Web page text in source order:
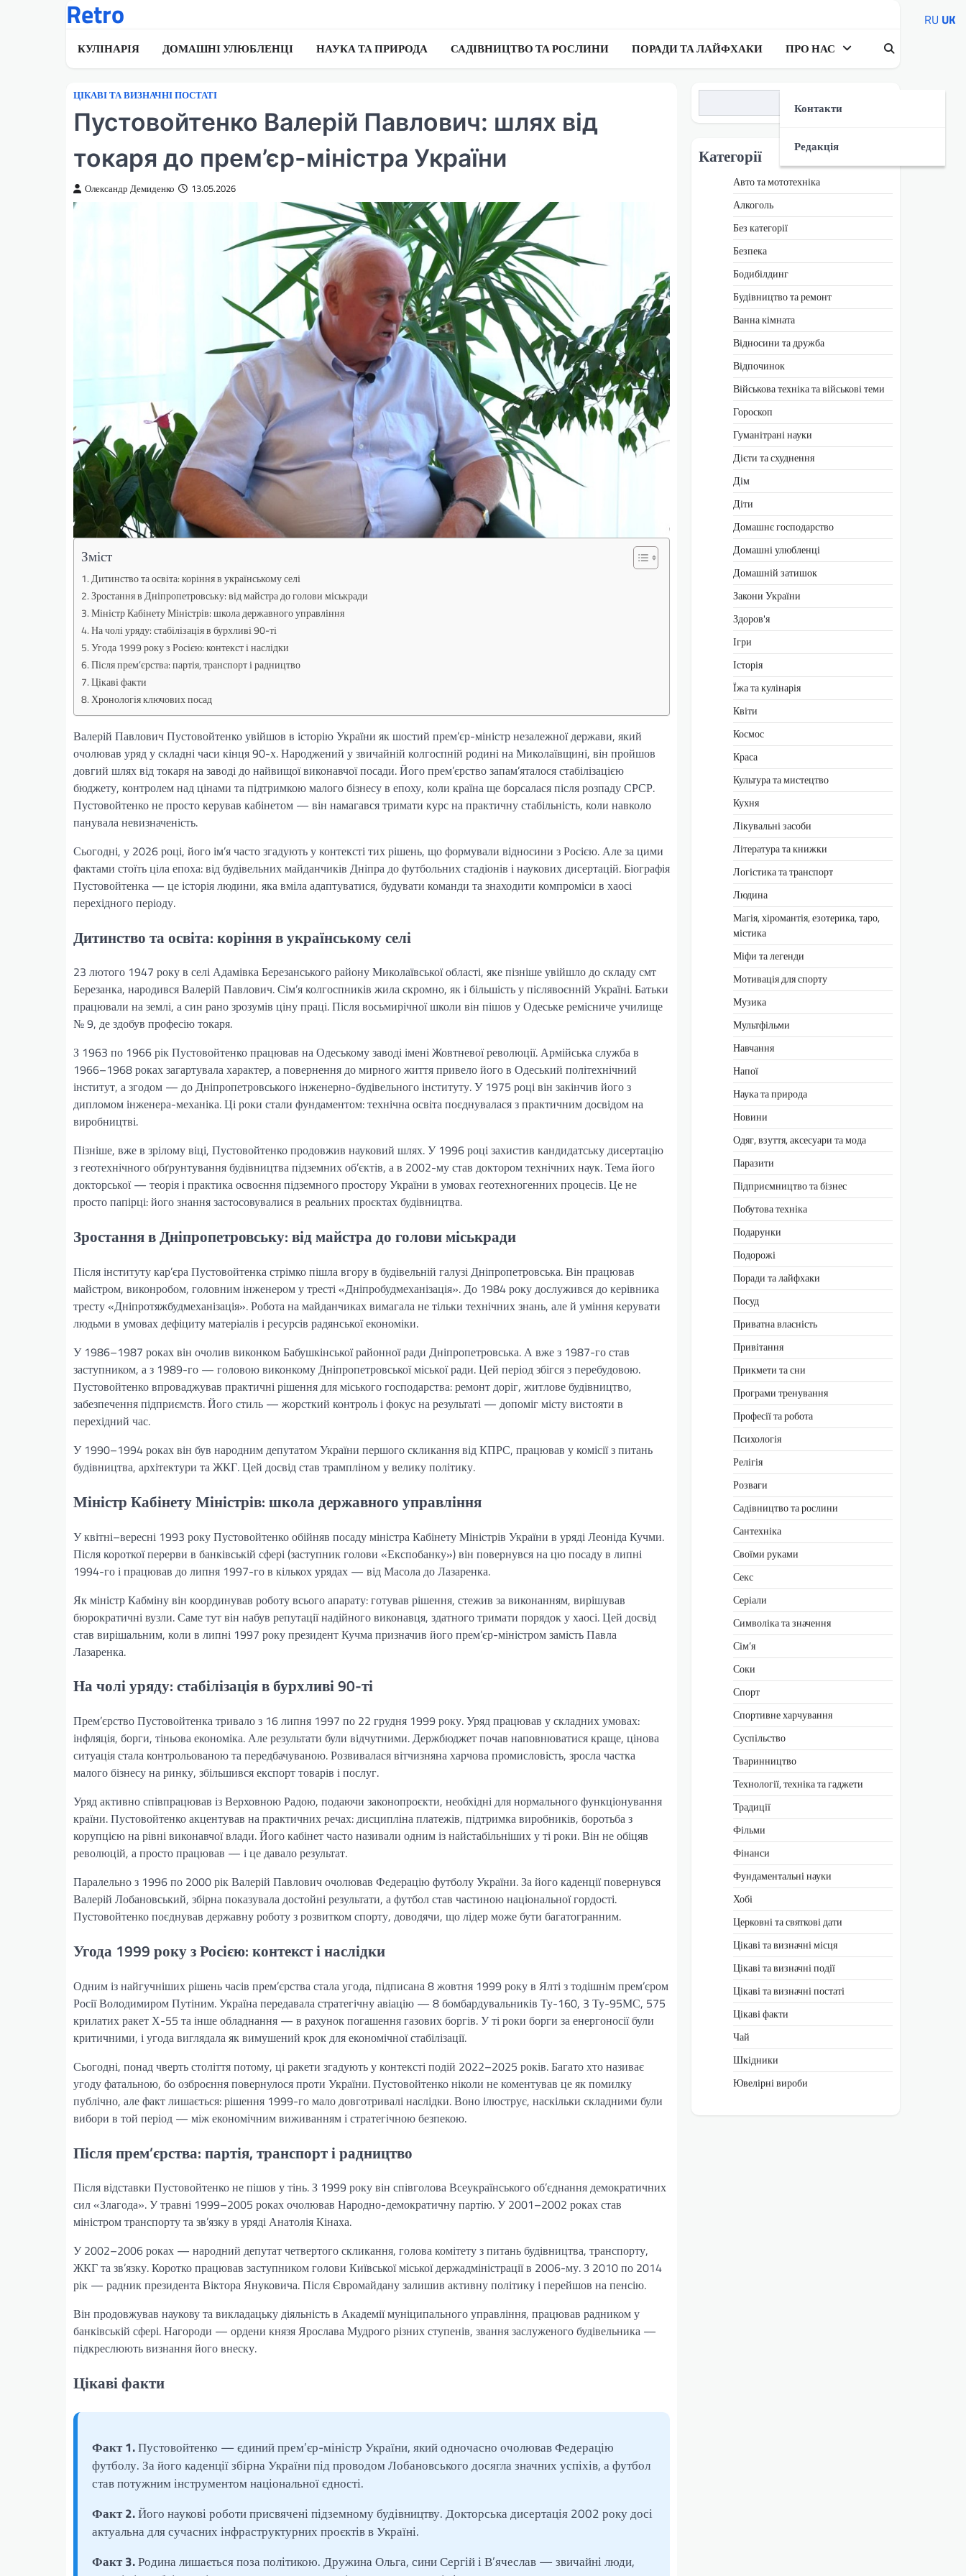
Retro
КУЛІНАРІЯ ДОМАШНІ УЛЮБЛЕНЦІ НАУКА ТА ПРИРОДА САДІВНИЦТВО ТА РОСЛИНИ ПОРАДИ ТА ЛАЙФХАКИ ПРО НАС
Контакти
Редакція
ЦІКАВІ ТА ВИЗНАЧНІ ПОСТАТІ
Пустовойтенко Валерій Павлович: шлях від
токаря до прем’єр-міністра України
Олександр Демиденко 13.05.2026
Зміст
Дитинство та освіта: коріння в українському селі
Зростання в Дніпропетровську: від майстра до голови міськради
Міністр Кабінету Міністрів: школа державного управління
На чолі уряду: стабілізація в бурхливі 90-ті
Угода 1999 року з Росією: контекст і наслідки
Після прем’єрства: партія, транспорт і радництво
Цікаві факти
Хронологія ключових посад
Валерій Павлович Пустовойтенко увійшов в історію України як шостий прем’єр-міністр незалежної держави, який
очолював уряд у складні часи кінця 90-х. Народжений у звичайній колгоспній родині на Миколаївщині, він пройшов
довгий шлях від токаря на заводі до найвищої виконавчої посади. Його прем’єрство запам’яталося стабілізацією
бюджету, контролем над цінами та підтримкою малого бізнесу в епоху, коли країна ще борсалася після розпаду СРСР.
Пустовойтенко не просто керував кабінетом — він намагався тримати курс на практичну стабільність, коли навколо
панувала невизначеність.
Сьогодні, у 2026 році, його ім’я часто згадують у контексті тих рішень, що формували відносини з Росією. Але за цими
фактами стоїть ціла епоха: від будівельних майданчиків Дніпра до футбольних стадіонів і наукових дисертацій. Біографія
Пустовойтенка — це історія людини, яка вміла адаптуватися, будувати команди та знаходити компроміси в хаосі
перехідного періоду.
Дитинство та освіта: коріння в українському селі
23 лютого 1947 року в селі Адамівка Березанського району Миколаївської області, яке пізніше увійшло до складу смт
Березанка, народився Валерій Павлович. Сім’я колгоспників жила скромно, як і більшість у післявоєнній Україні. Батьки
працювали на землі, а син рано зрозумів ціну праці. Після восьмирічної школи він пішов у Одеське ремісниче училище
№ 9, де здобув професію токаря.
З 1963 по 1966 рік Пустовойтенко працював на Одеському заводі імені Жовтневої революції. Армійська служба в
1966–1968 роках загартувала характер, а повернення до мирного життя привело його в Одеський політехнічний
інститут, а згодом — до Дніпропетровського інженерно-будівельного інституту. У 1975 році він закінчив його з
дипломом інженера-механіка. Ці роки стали фундаментом: технічна освіта поєднувалася з практичним досвідом на
виробництві.
Пізніше, вже в зрілому віці, Пустовойтенко продовжив науковий шлях. У 1996 році захистив кандидатську дисертацію
з геотехнічного обґрунтування будівництва підземних об’єктів, а в 2002-му став доктором технічних наук. Тема його
докторської — теорія і практика освоєння підземного простору України в умовах геотехногенних процесів. Це не
просто папірці: його знання застосовувалися в реальних проєктах будівництва.
Зростання в Дніпропетровську: від майстра до голови міськради
Після інституту кар’єра Пустовойтенка стрімко пішла вгору в будівельній галузі Дніпропетровська. Він працював
майстром, виконробом, головним інженером у тресті «Дніпробудмеханізація». До 1984 року дослужився до керівника
тресту «Дніпротяжбудмеханізація». Робота на майданчиках вимагала не тільки технічних знань, але й уміння керувати
людьми в умовах дефіциту матеріалів і ресурсів радянської економіки.
У 1986–1987 роках він очолив виконком Бабушкінської районної ради Дніпропетровська. А вже з 1987-го став
заступником, а з 1989-го — головою виконкому Дніпропетровської міської ради. Цей період збігся з перебудовою.
Пустовойтенко впроваджував практичні рішення для міського господарства: ремонт доріг, житлове будівництво,
забезпечення підприємств. Його стиль — жорсткий контроль і фокус на результаті — допоміг місту вистояти в
перехідний час.
У 1990–1994 роках він був народним депутатом України першого скликання від КПРС, працював у комісії з питань
будівництва, архітектури та ЖКГ. Цей досвід став трампліном у велику політику.
Міністр Кабінету Міністрів: школа державного управління
У квітні–вересні 1993 року Пустовойтенко обійняв посаду міністра Кабінету Міністрів України в уряді Леоніда Кучми.
Після короткої перерви в банківській сфері (заступник голови «Експобанку») він повернувся на цю посаду в липні
1994-го і працював до липня 1997-го в кількох урядах — від Масола до Лазаренка.
Як міністр Кабміну він координував роботу всього апарату: готував рішення, стежив за виконанням, вирішував
бюрократичні вузли. Саме тут він набув репутації надійного виконавця, здатного тримати порядок у хаосі. Цей досвід
став вирішальним, коли в липні 1997 року президент Кучма призначив його прем’єр-міністром замість Павла
Лазаренка.
На чолі уряду: стабілізація в бурхливі 90-ті
Прем’єрство Пустовойтенка тривало з 16 липня 1997 по 22 грудня 1999 року. Уряд працював у складних умовах:
інфляція, борги, тіньова економіка. Але результати були відчутними. Держбюджет почав наповнюватися краще, цінова
ситуація стала контрольованою та передбачуваною. Розвивалася вітчизняна харчова промисловість, зросла частка
малого бізнесу на ринку, збільшився експорт товарів і послуг.
Уряд активно співпрацював із Верховною Радою, подаючи законопроєкти, необхідні для нормального функціонування
країни. Пустовойтенко акцентував на практичних речах: дисципліна платежів, підтримка виробників, боротьба з
корупцією на рівні виконавчої влади. Його кабінет часто називали одним із найстабільніших у ті роки. Він не обіцяв
революцій, а просто працював — і це давало результат.
Паралельно з 1996 по 2000 рік Валерій Павлович очолював Федерацію футболу України. За його каденції повернувся
Валерій Лобановський, збірна показувала достойні результати, а футбол став частиною національної гордості.
Пустовойтенко поєднував державну роботу з розвитком спорту, доводячи, що лідер може бути багатогранним.
Угода 1999 року з Росією: контекст і наслідки
Одним із найгучніших рішень часів прем’єрства стала угода, підписана 8 жовтня 1999 року в Ялті з тодішнім прем’єром
Росії Володимиром Путіним. Україна передавала стратегічну авіацію — 8 бомбардувальників Ту-160, 3 Ту-95МС, 575
крилатих ракет Х-55 та інше обладнання — в рахунок погашення газових боргів. У ті роки борги за енергоносії були
критичними, і угода виглядала як вимушений крок для економічної стабілізації.
Сьогодні, понад чверть століття потому, ці ракети згадують у контексті подій 2022–2025 років. Багато хто називає
угоду фатальною, бо озброєння повернулося проти України. Пустовойтенко ніколи не коментував це як помилку
публічно, але факт лишається: рішення 1999-го мало довготривалі наслідки. Воно ілюструє, наскільки складними були
вибори в той період — між економічним виживанням і стратегічною безпекою.
Після прем’єрства: партія, транспорт і радництво
Після відставки Пустовойтенко не пішов у тінь. З 1999 року він співголова Всеукраїнського об’єднання демократичних
сил «Злагода». У травні 1999–2005 роках очолював Народно-демократичну партію. У 2001–2002 роках став
міністром транспорту та зв’язку в уряді Анатолія Кінаха.
У 2002–2006 роках — народний депутат четвертого скликання, голова комітету з питань будівництва, транспорту,
ЖКГ та зв’язку. Коротко працював заступником голови Київської міської держадміністрації в 2006-му. З 2010 по 2014
рік — радник президента Віктора Януковича. Після Євромайдану залишив активну політику і перейшов на пенсію.
Він продовжував наукову та викладацьку діяльність в Академії муніципального управління, працював радником у
банківській сфері. Нагороди — ордени князя Ярослава Мудрого різних ступенів, звання заслуженого будівельника —
підкреслюють визнання його внеску.
Цікаві факти
Факт 1.Пустовойтенко — єдиний прем’єр-міністр України, який одночасно очолював Федерацію
футболу. За його каденції збірна України під проводом Лобановського досягла значних успіхів, а футбол
став потужним інструментом національної єдності.
Факт 2.Його наукові роботи присвячені підземному будівництву. Докторська дисертація 2002 року досі
актуальна для сучасних інфраструктурних проєктів в Україні.
Факт 3.Родина лишається поза політикою. Дружина Ольга, сини Сергій і В’ячеслав — звичайні люди,
Категорії
Авто та мототехніка
Алкоголь
Без категорії
Безпека
Бодибілдинг
Будівництво та ремонт
Ванна кімната
Відносини та дружба
Відпочинок
Військова техніка та військові теми
Гороскоп
Гуманітрані науки
Дієти та схуднення
Дім
Діти
Домашнє господарство
Домашні улюбленці
Домашній затишок
Закони України
Здоров'я
Ігри
Історія
Їжа та кулінарія
Квіти
Космос
Краса
Культура та мистецтво
Кухня
Лікувальні засоби
Література та книжки
Логістика та транспорт
Людина
Магія, хіромантія, езотерика, таро,
містика
Міфи та легенди
Мотивація для спорту
Музика
Мультфільми
Навчання
Напої
Наука та природа
Новини
Одяг, взуття, аксесуари та мода
Паразити
Підприємництво та бізнес
Побутова техніка
Подарунки
Подорожі
Поради та лайфхаки
Посуд
Приватна власність
Привітання
Прикмети та сни
Програми тренування
Професії та робота
Психологія
Релігія
Розваги
Садівництво та рослини
Сантехніка
Своїми руками
Секс
Серіали
Символіка та значення
Сім’я
Соки
Спорт
Спортивне харчування
Суспільство
Тваринництво
Технології, техніка та гаджети
Традиції
Фільми
Фінанси
Фундаментальні науки
Хобі
Церковні та святкові дати
Цікаві та визначні місця
Цікаві та визначні події
Цікаві та визначні постаті
Цікаві факти
Чай
Шкідники
Ювелірні вироби
RU UK